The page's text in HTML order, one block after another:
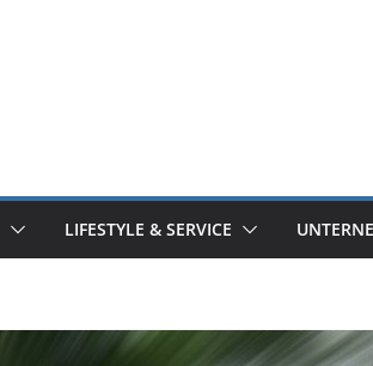
LIFESTYLE & SERVICE